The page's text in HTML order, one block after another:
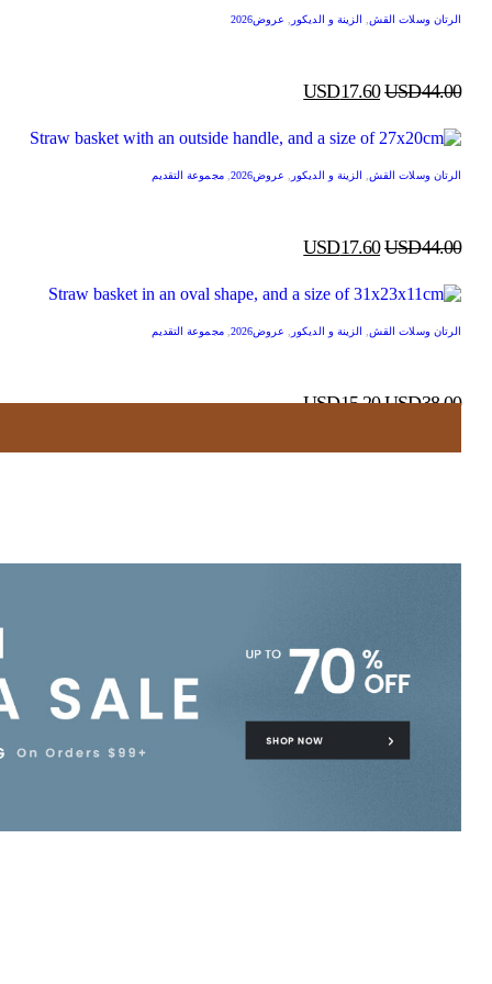
الرتان وسلات القش, الزينة و الديكور , عروض2026
USD44.00
USD17.60
الرتان وسلات القش, الزينة و الديكور , عروض2026 ,مجموعة التقديم
USD44.00
USD17.60
الرتان وسلات القش, الزينة و الديكور , عروض2026 ,مجموعة التقديم
USD38.00
USD15.20